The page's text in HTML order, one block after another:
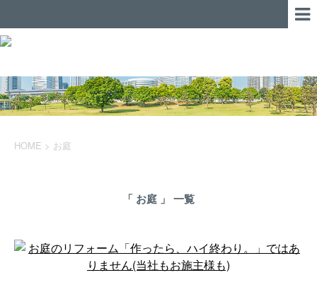
HOME > お庭
「 お庭 」 一覧